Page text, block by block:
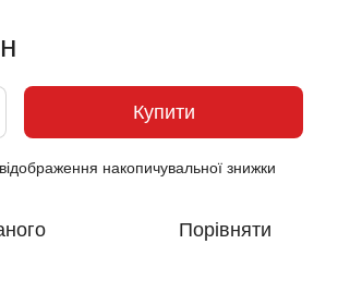
Купити
накопичувальної знижки
Порівняти